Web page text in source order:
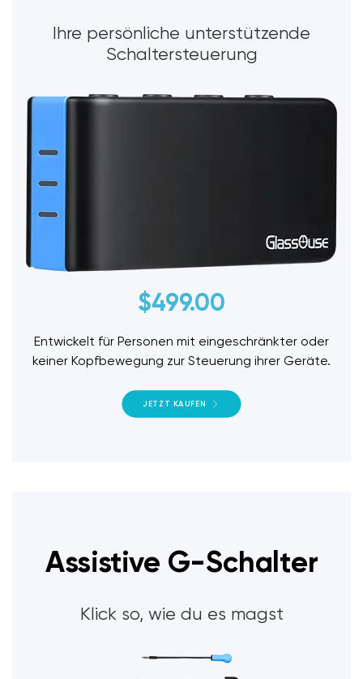
Ihre persönliche unterstützende
Schaltersteuerung
$499.00
Entwickelt für Personen mit eingeschränkter oder
keiner Kopfbewegung zur Steuerung ihrer Geräte.
JETZT KAUFEN
Assistive G-Schalter
Klick so, wie du es magst